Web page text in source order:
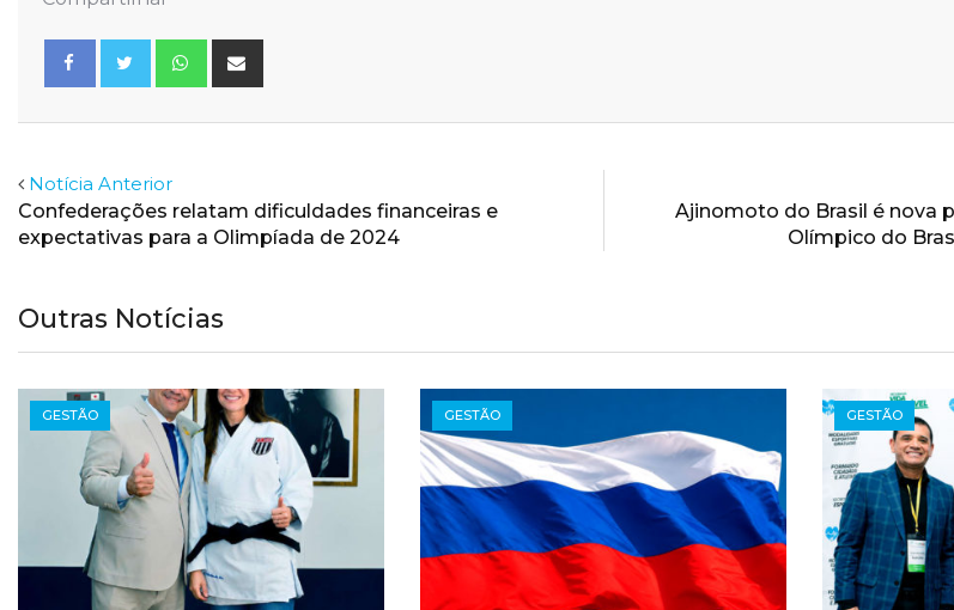
Whatsapp
Notícia Anterior
Confederações relatam dificuldades financeiras e
expectativas para a Olimpíada de 2024
Ajinomoto do Brasil é nova
Olímpico do
Outras Notícias
GESTÃO GESTÃO GESTÃO